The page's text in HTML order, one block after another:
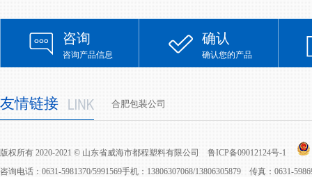
咨询
咨询产品信息
确认
确认您的产品
友情链接 合肥包装公司
版权所有 2020-2021 © 山东省威海市都程塑料有限公司 鲁ICP备09012124号-1
咨询电话：0631-5981370/5991569手机：13806307068/13806305879 传真：0631-